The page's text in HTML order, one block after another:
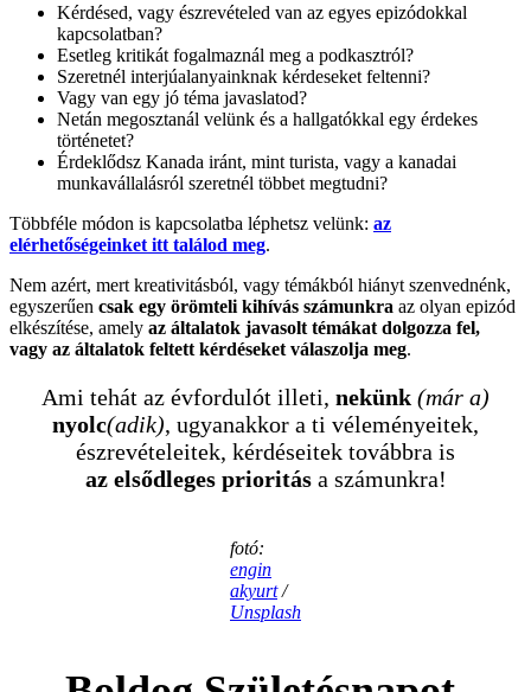
Kérdésed, vagy észrevételed van az egyes epizódokkal
kapcsolatban?
Esetleg kritikát fogalmaznál meg a podkasztról?
Szeretnél interjúalanyainknak kérdeseket feltenni?
Vagy van egy jó téma javaslatod?
Netán megosztanál velünk és a hallgatókkal egy érdekes
történetet?
Érdeklődsz Kanada iránt, mint turista, vagy a kanadai
munkavállalásról szeretnél többet megtudni?
Többféle módon is kapcsolatba léphetsz velünk: az
elérhetőségeinket itt találod meg.
Nem azért, mert kreativitásból, vagy témákból hiányt szenvednénk,
egyszerűen csak egy örömteli kihívás számunkra az olyan epizód
elkészítése, amely az általatok javasolt témákat dolgozza fel,
vagy az általatok feltett kérdéseket válaszolja meg.
Ami tehát az évfordulót illeti, nekünk (már a)
nyolc(adik), ugyanakkor a ti véleményeitek,
észrevételeitek, kérdéseitek továbbra is
az elsődleges prioritása számunkra!
fotó:
engin
akyurt/
Unsplash